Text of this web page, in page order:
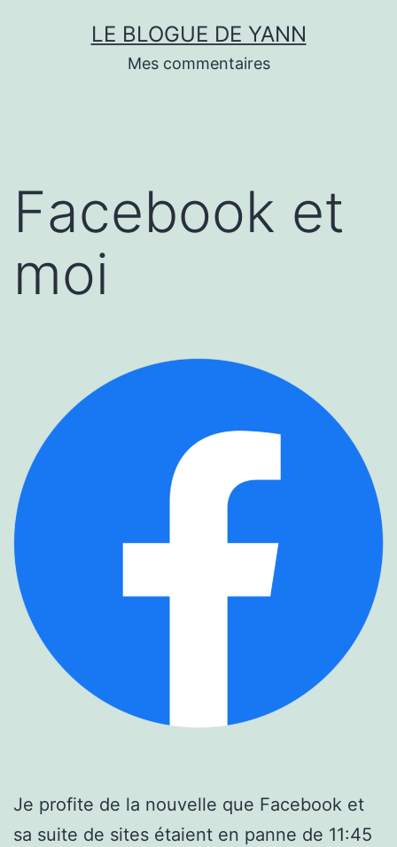
LE BLOGUE DE YANN
Mes commentaires
Facebook et
moi
Je profite de la nouvelle que Facebook et
sa suite de sites étaient en panne de 11:45